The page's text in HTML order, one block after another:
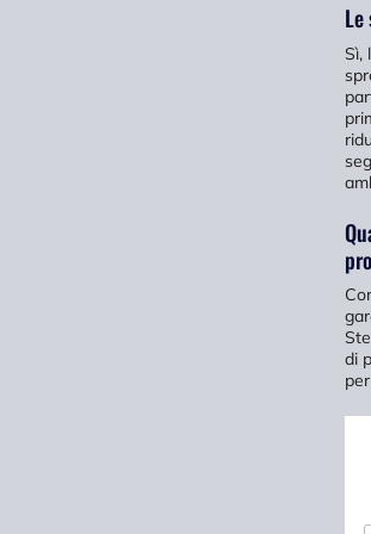
Sì,
di